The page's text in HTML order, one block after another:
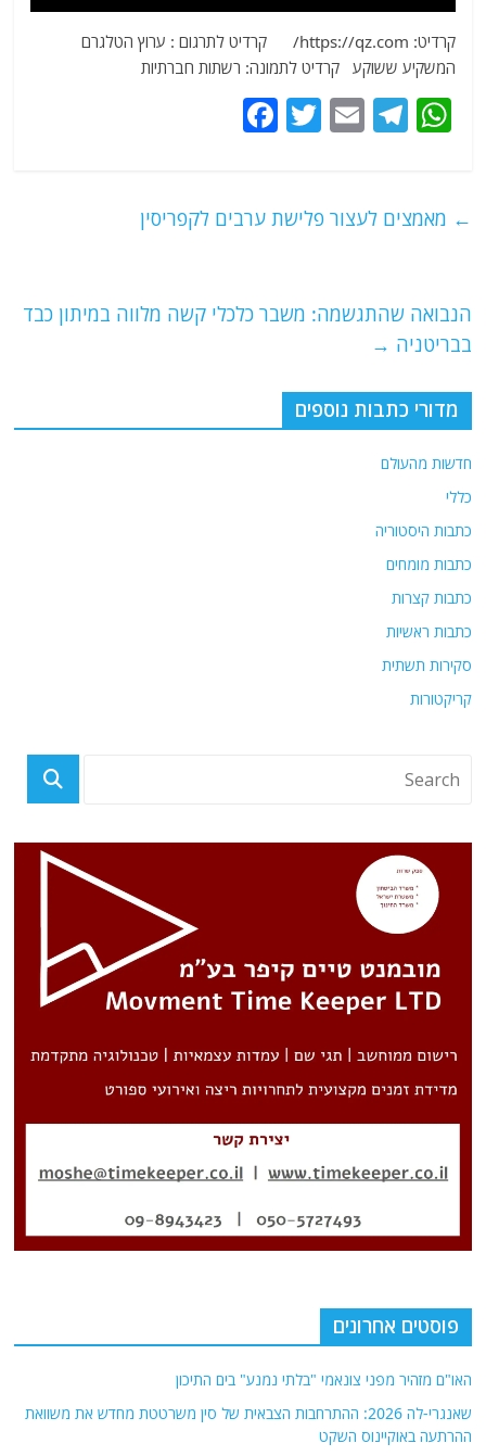
קרדיט: https://qz.com/ קרדיט לתרגום : ערוץ הטלגרם
המשקיע ששוקע קרדיט לתמונה: רשתות חברתיות
W
s
p
T
g
E
l
T
er
e
o
← מאמצים לעצור פלישת ערבים לקפריסין
הנבואה שהתגשמה: משבר כלכלי קשה מלווה במיתון כבד
בבריטניה →
מדורי כתבות נוספים
חדשות מהעולם
כללי
כתבות היסטוריה
כתבות מומחים
כתבות קצרות
כתבות ראשיות
סקירות תשתית
קריקטורות
פוסטים אחרונים
האו"ם מזהיר מפני צונאמי "בלתי נמנע" בים התיכון
שאנגרי-לה 2026: ההתרחבות הצבאית של סין משרטטת מחדש את משוואת
ההרתעה באוקיינוס ​​השקט